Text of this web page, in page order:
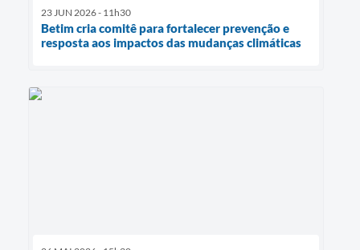
23 JUN 2026 - 11h30
Betim cria comitê para fortalecer prevenção e
resposta aos impactos das mudanças climáticas